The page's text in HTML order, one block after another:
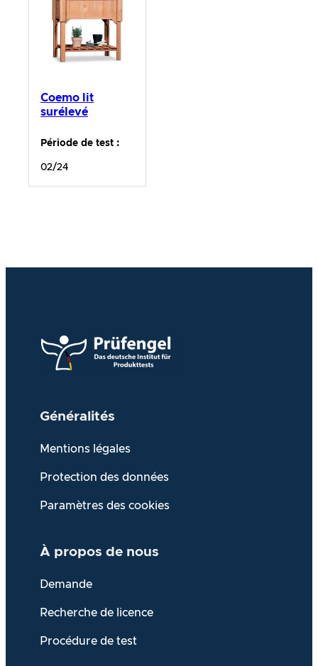
Coemo lit
surélevé
Période de test :
02/24
Généralités
Mentions légales
Protection des données
Paramètres des cookies
À propos de nous
Demande
Recherche de licence
Procédure de test